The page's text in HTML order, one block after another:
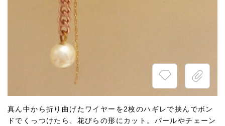
真ん中から折り曲げたワイヤーを2枚のハギレで挟んでボン
ドでくっつけたら、花びらの形にカット。パールやチェーン